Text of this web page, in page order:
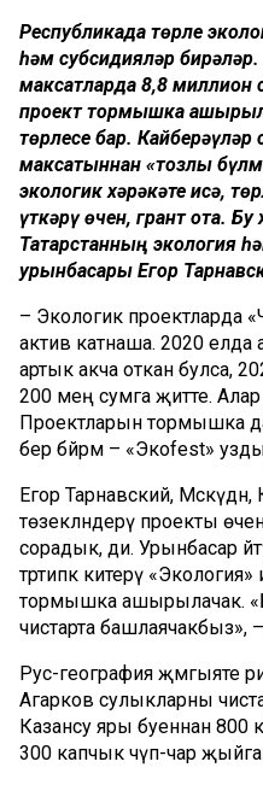
Республикада төрле
һәм субсидияләр
максатларда 8,8 миллион
проект тормышка
төрлесе бар.
максатыннан «тозлы
экологик хәрәкәте исә,
үткәрү өчен, грант ота.
Татарстанның экология
урынбасары Егор
– Экологик проектларда
актив катнаша. 2020 елда
артык акча откан булса,
200 мең сумга җитте. Алар
Проектларын тормышка
бер бәйрәм – «Экоfest»
Егор Тарнавский,
төзекләндерү проекты
сорадык, ди. Урынбасар
тәртипкә китерү
тормышка ашырылачак.
чистарта башлаячакбыз»,
Рус-география җәмгыяте
Агарков сулыкларны
Казансу яры буеннан 800
300 капчык чүп-чар